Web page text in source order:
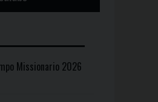
Missionario 2026